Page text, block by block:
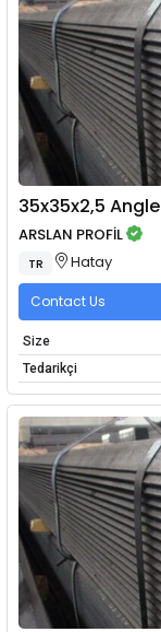
35x35x2,5 Angle
ARSLAN PROFİL
TR Hatay
Contact Us
Size
Tedarikçi